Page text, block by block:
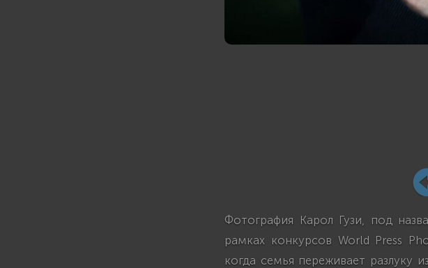
Фотография Карол Гузи, под
рамках конкурсов World Press
когда семья переживает разлуку